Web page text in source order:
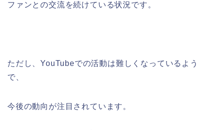
ファンとの交流を続けている状況です。
ただし、YouTubeでの活動は難しくなっているよう
で、
今後の動向が注目されています。